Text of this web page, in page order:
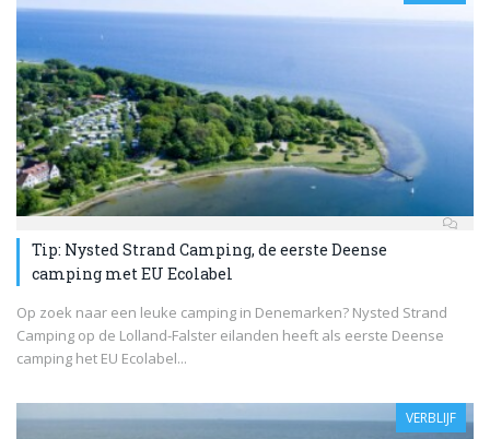
Tip: Nysted Strand Camping, de eerste Deense
camping met EU Ecolabel
Op zoek naar een leuke camping in Denemarken? Nysted Strand
Camping op de Lolland-Falster eilanden heeft als eerste Deense
camping het EU Ecolabel...
VERBLIJF